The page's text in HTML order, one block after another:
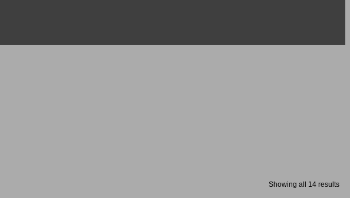
Showing all 14 results